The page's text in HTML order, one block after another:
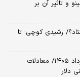
و تاثیر آن بر
رشیدی کوچی: تا
پیش‌بینی قیمت طلا، دلار و سکه امروز شنبه ۱۷ مرداد ۱۴۰۵/ معادلات
دلار